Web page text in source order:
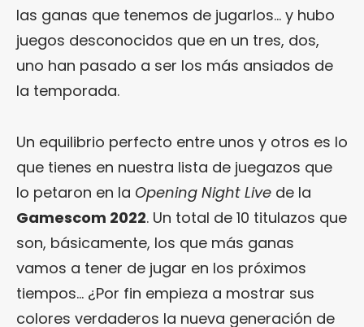
las ganas que tenemos de jugarlos… y hubo
juegos desconocidos que en un tres, dos,
uno han pasado a ser los más ansiados de
la temporada.
Un equilibrio perfecto entre unos y otros es lo
que tienes en nuestra lista de juegazos que
lo petaron en la Opening Night Live de la
Gamescom 2022. Un total de 10 titulazos que
son, básicamente, los que más ganas
vamos a tener de jugar en los próximos
tiempos… ¿Por fin empieza a mostrar sus
colores verdaderos la nueva generación de